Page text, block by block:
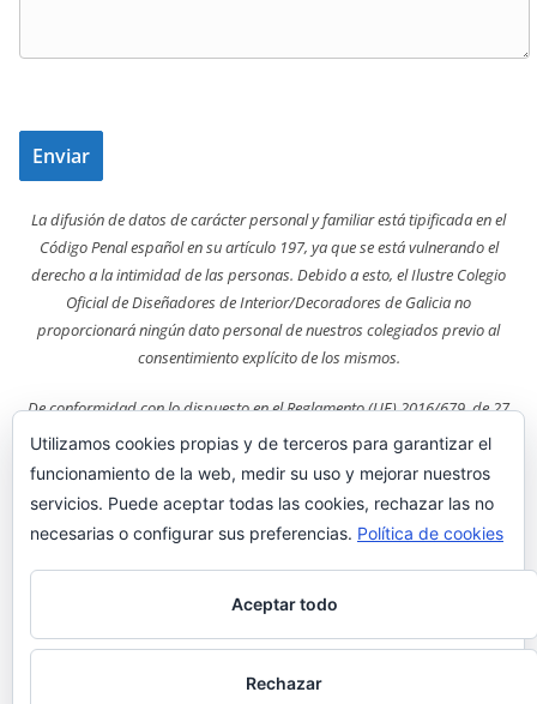
La difusión de datos de carácter personal y familiar está tipificada en el
Código Penal español en su artículo 197, ya que se está vulnerando el
derecho a la intimidad de las personas. Debido a esto, el Ilustre Colegio
Oficial de Diseñadores de Interior/Decoradores de Galicia no
proporcionará ningún dato personal de nuestros colegiados previo al
consentimiento explícito de los mismos.
De conformidad con lo dispuesto en el Reglamento (UE) 2016/679, de 27
de abril, y la Ley Orgánica 3/2018, de 5 de diciembre (LOPDGDD), le
informamos de que los datos personales y la dirección de correo
por un interés legítimo y para el envío de comunicaciones sobre nuestros
productos y servicios, y se conservarán mientras ninguna de las partes se
oponga a ello. Los datos podrán ser cedidos a terceros para alcanzar el fin
antes expuesto, previa comunicación al interesado. Le informamos de que
supresión de sus datos y los de limitación y oposición a su tratamiento
dirigiéndose a Manuel Azaña, Número 30 – Bajo (15011 A Coruña).
Utilizamos cookies propias y de terceros para garantizar el
funcionamiento de la web, medir su uso y mejorar nuestros
servicios. Puede aceptar todas las cookies, rechazar las no
necesarias o configurar sus preferencias. Política de cookies
Aceptar todo
Rechazar